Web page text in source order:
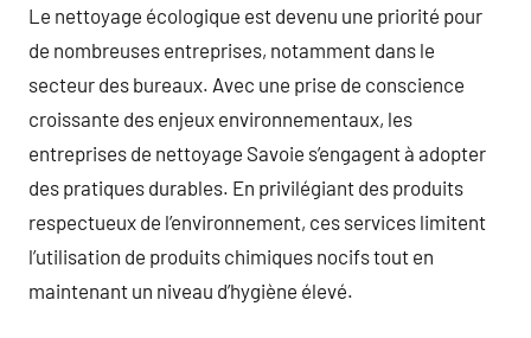
Le nettoyage écologique est devenu une priorité pour
de nombreuses entreprises, notamment dans le
secteur des bureaux. Avec une prise de conscience
croissante des enjeux environnementaux, les
entreprises de nettoyage Savoie s’engagent à adopter
des pratiques durables. En privilégiant des produits
respectueux de l’environnement, ces services limitent
l’utilisation de produits chimiques nocifs tout en
maintenant un niveau d’hygiène élevé.